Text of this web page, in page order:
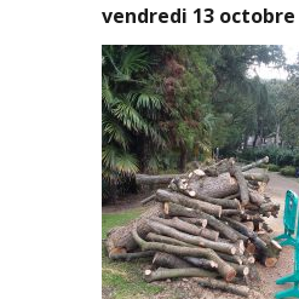
vendredi 13 octobre